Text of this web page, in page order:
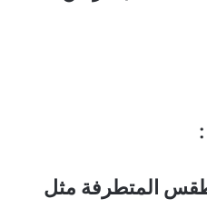
المتطرفة مثل